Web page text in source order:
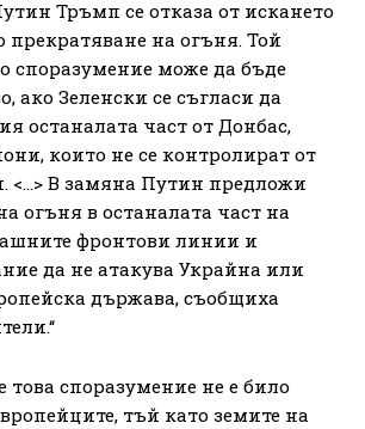
Тръмп се отказа от искането
прекратяване на огъня. Той
споразумение може да бъде
ако Зеленски се съгласи да
останалата част от Донбас,
които не се контролират от
<…> В замяна Путин предложи
огъня в останалата част на
фронтови линии и
да не атакува Украйна или
държава, съобщиха
това споразумение не е било
тъй като земите на